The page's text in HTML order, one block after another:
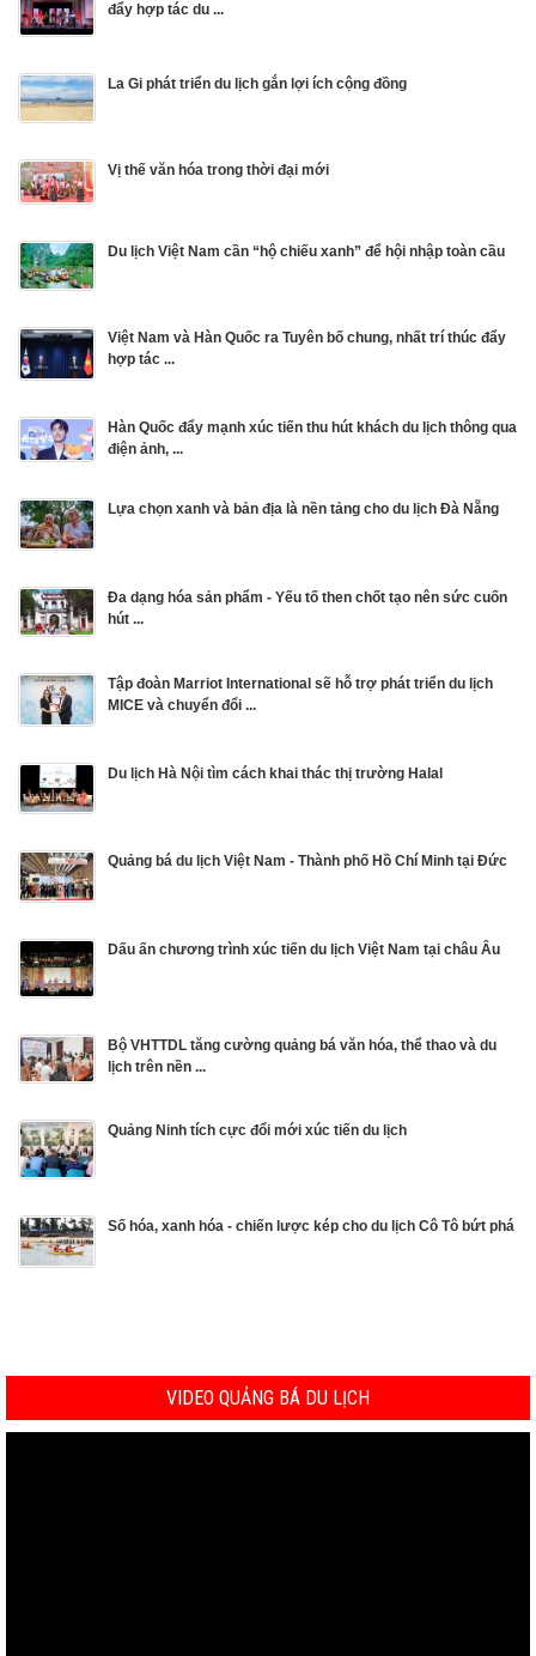
đẩy hợp tác du ...
La Gi phát triển du lịch gắn lợi ích cộng đồng
Vị thế văn hóa trong thời đại mới
Du lịch Việt Nam cần “hộ chiếu xanh” để hội nhập toàn cầu
Việt Nam và Hàn Quốc ra Tuyên bố chung, nhất trí thúc đẩy
hợp tác ...
Hàn Quốc đẩy mạnh xúc tiến thu hút khách du lịch thông qua
điện ảnh, ...
Lựa chọn xanh và bản địa là nền tảng cho du lịch Đà Nẵng
Đa dạng hóa sản phẩm - Yếu tố then chốt tạo nên sức cuốn
hút ...
Tập đoàn Marriot International sẽ hỗ trợ phát triển du lịch
MICE và chuyển đổi ...
Du lịch Hà Nội tìm cách khai thác thị trường Halal
Quảng bá du lịch Việt Nam - Thành phố Hồ Chí Minh tại Đức
Dấu ấn chương trình xúc tiến du lịch Việt Nam tại châu Âu
Bộ VHTTDL tăng cường quảng bá văn hóa, thể thao và du
lịch trên nền ...
Quảng Ninh tích cực đổi mới xúc tiến du lịch
Số hóa, xanh hóa - chiến lược kép cho du lịch Cô Tô bứt phá
VIDEO QUẢNG BÁ DU LỊCH